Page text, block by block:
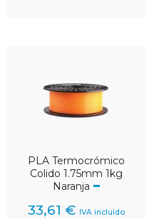
PLA Termocrómico
Colido 1.75mm 1kg
Naranja
33,61 € IVA incluido